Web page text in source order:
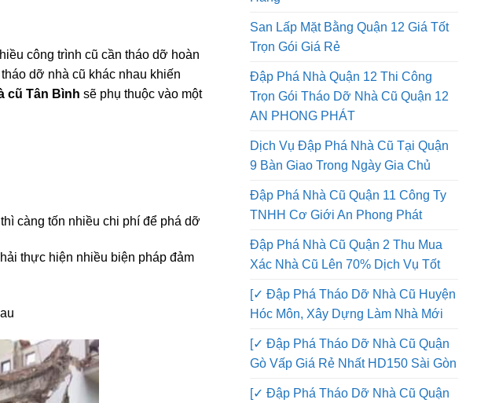
công trình cũ cần tháo dỡ hoàn
dỡ nhà cũ khác nhau khiến
cũ Tân Bình sẽ phụ thuộc vào một
càng tốn nhiều chi phí để phá dỡ
thực hiện nhiều biện pháp đảm
San Lấp Mặt Bằng Quận 12 Giá Tốt
Trọn Gói Giá Rẻ
Đập Phá Nhà Quận 12 Thi Công
Trọn Gói Tháo Dỡ Nhà Cũ Quận 12
AN PHONG PHÁT
Dịch Vụ Đập Phá Nhà Cũ Tại Quận
9 Bàn Giao Trong Ngày Gia Chủ
Đập Phá Nhà Cũ Quận 11 Công Ty
TNHH Cơ Giới An Phong Phát
Đập Phá Nhà Cũ Quận 2 Thu Mua
Xác Nhà Cũ Lên 70% Dịch Vụ Tốt
[✓ Đập Phá Tháo Dỡ Nhà Cũ Huyện
Hóc Môn, Xây Dựng Làm Nhà Mới
[✓ Đập Phá Tháo Dỡ Nhà Cũ Quận
Gò Vấp Giá Rẻ Nhất HD150 Sài Gòn
[✓ Đập Phá Tháo Dỡ Nhà Cũ Quận